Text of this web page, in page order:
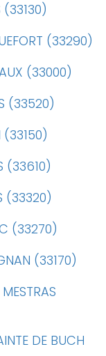
(33290)
(33000)
(33520)
(33610)
(33320)
(33270)
(33170)
DE BUCH